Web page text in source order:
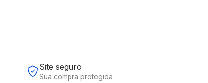
Site seguro
Sua compra protegida